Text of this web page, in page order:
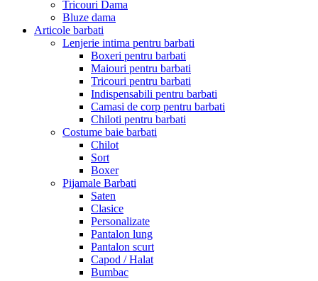
Tricouri Dama
Bluze dama
Articole barbati
Lenjerie intima pentru barbati
Boxeri pentru barbati
Maiouri pentru barbati
Tricouri pentru barbati
Indispensabili pentru barbati
Camasi de corp pentru barbati
Chiloti pentru barbati
Costume baie barbati
Chilot
Sort
Boxer
Pijamale Barbati
Saten
Clasice
Personalizate
Pantalon lung
Pantalon scurt
Capod / Halat
Bumbac